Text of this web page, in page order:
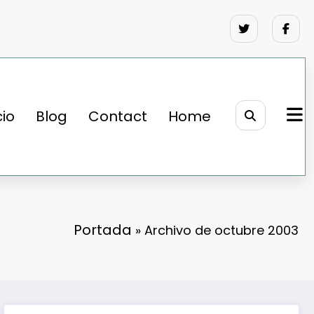
Blog Contact Home
Portada » Archivo de octubre 2003